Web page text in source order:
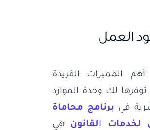
العمل
أهم المميزات الفريدة
توفرها لك وحدة الموارد
في برنامج محاماة
لخدمات القانون هي